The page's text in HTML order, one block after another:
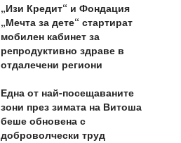
„Изи Кредит“ и Фондация
„Мечта за дете“ стартират
мобилен кабинет за
репродуктивно здраве в
отдалечени региони
Една от най-посещаваните
зони през зимата на Витоша
беше обновена с
доброволчески труд